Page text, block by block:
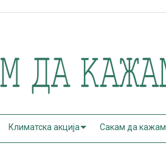
Климатска акција Сакам да кажам